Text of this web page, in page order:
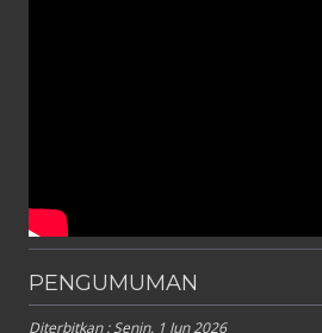
PENGUMUMAN
Diterbitkan :Senin, 1 Jun 2026